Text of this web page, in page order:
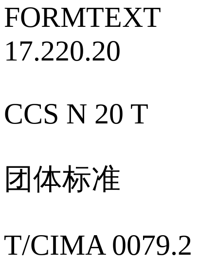
FORMTEXT
17.220.20
CCS N 20 T
团体标准
T/CIMA 0079.2